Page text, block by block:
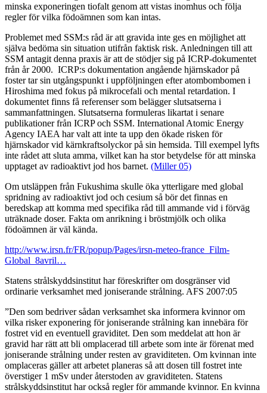
minska exponeringen tiofalt genom att vistas inomhus och följa
regler för vilka födoämnen som kan intas.
Problemet med SSM:s råd är att gravida inte ges en möjlighet att
själva bedöma sin situation utifrån faktisk risk. Anledningen till att
SSM antagit denna praxis är att de stödjer sig på ICRP-dokumentet
från år 2000. ICRP:s dokumentation angående hjärnskador på
foster tar sin utgångspunkt i uppföljningen efter atombombomen i
Hiroshima med fokus på mikrocefali och mental retardation. I
dokumentet finns få referenser som belägger slutsatserna i
sammanfattningen. Slutsatserna formuleras likartat i senare
publikationer från ICRP och SSM. International Atomic Energy
Agency IAEA har valt att inte ta upp den ökade risken för
hjärnskador vid kärnkraftsolyckor på sin hemsida. Till exempel lyfts
inte rådet att sluta amma, vilket kan ha stor betydelse för att minska
upptaget av radioaktivt jod hos barnet. (Miller 05)
Om utsläppen från Fukushima skulle öka ytterligare med global
spridning av radioaktivt jod och cesium så bör det finnas en
beredskap att komma med specifika råd till ammande vid i förväg
uträknade doser. Fakta om anrikning i bröstmjölk och olika
födoämnen är väl kända.
http://www.irsn.fr/FR/popup/Pages/irsn-meteo-france_Film-
Global_8avril…
Statens strålskyddsinstitut har föreskrifter om dosgränser vid
ordinarie verksamhet med joniserande strålning. AFS 2007:05
”Den som bedriver sådan verksamhet ska informera kvinnor om
vilka risker exponering för joniserande strålning kan innebära för
fostret vid en eventuell graviditet. Den som meddelat att hon är
gravid har rätt att bli omplacerad till arbete som inte är förenat med
joniserande strålning under resten av graviditeten. Om kvinnan inte
omplaceras gäller att arbetet planeras så att dosen till fostret inte
överstiger 1 mSv under återstoden av graviditeten. Statens
strålskyddsinstitut har också regler för ammande kvinnor. En kvinna